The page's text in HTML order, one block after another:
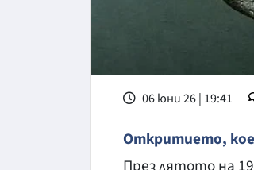
06 юни 26 | 19:41
Откритието,